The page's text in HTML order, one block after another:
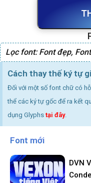
Lọc font: Font đẹp,
Cách thay thế ký tự
Đối với một số font chữ có
thể các ký tự gốc để ra kết
dụng Glyphs tại đây.
Font mới
DVN